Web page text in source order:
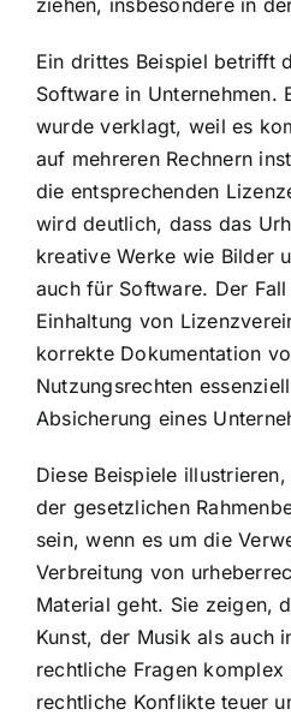
Ein drittes Beispiel betrifft
Software in Unternehmen.
wurde verklagt, weil es
auf mehreren Rechnern
die entsprechenden
wird deutlich, dass das
kreative Werke wie Bilder
auch für Software. Der
Einhaltung von
korrekte Dokumentation
Nutzungsrechten
Absicherung eines
Diese Beispiele
der gesetzlichen
sein, wenn es um die
Verbreitung von
Material geht. Sie zeigen,
Kunst, der Musik als auch
rechtliche Fragen
rechtliche Konflikte teuer